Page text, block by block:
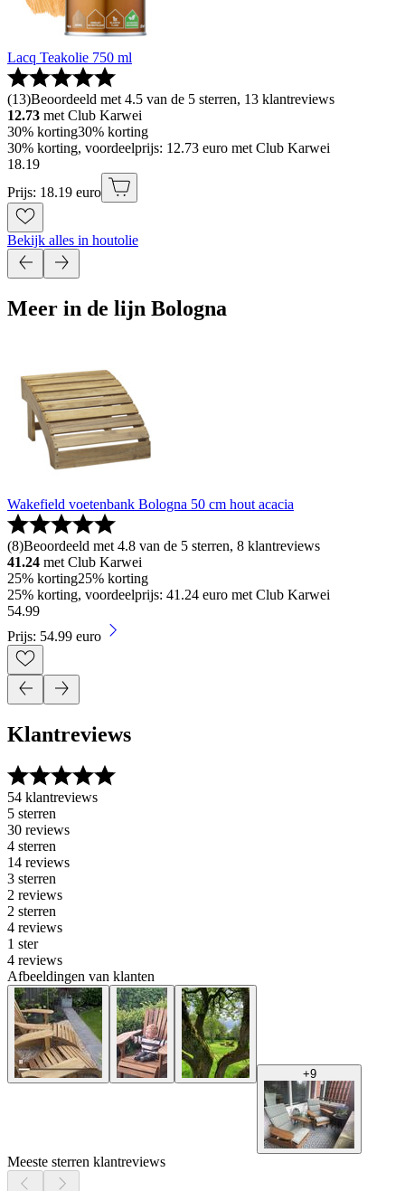
Lacq Teakolie 750 ml
(13)Beoordeeld met 4.5 van de 5 sterren, 13 klantreviews
12.73 met Club Karwei
30% korting30% korting
30% korting, voordeelprijs: 12.73 euro met Club Karwei
18.19
Prijs: 18.19 euro
Bekijk alles in houtolie
Meer in de lijn Bologna
Wakefield voetenbank Bologna 50 cm hout acacia
(8)Beoordeeld met 4.8 van de 5 sterren, 8 klantreviews
41.24 met Club Karwei
25% korting25% korting
25% korting, voordeelprijs: 41.24 euro met Club Karwei
54.99
Prijs: 54.99 euro
Klantreviews
54 klantreviews
5 sterren
30 reviews
4 sterren
14 reviews
3 sterren
2 reviews
2 sterren
4 reviews
1 ster
4 reviews
Afbeeldingen van klanten
+9
Meeste sterren klantreviews